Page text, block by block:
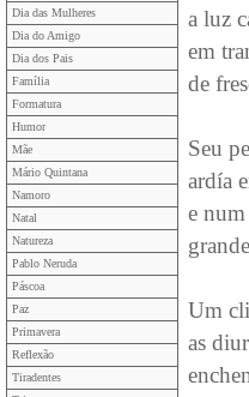
Dia das Mulheres
Dia do Amigo
Dia dos Pais
Família
Formatura
Humor
Mãe
Mário Quintana
Namoro
Natal
Natureza
Pablo Neruda
Páscoa
Paz
Primavera
Reflexão
Tiradentes
a luz
em
de
Seu
ardía
e
Um
as